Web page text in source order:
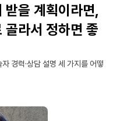
받을 계획이라면,
골라서 정하면 좋
경력·상담 설명 세 가지를 어떻